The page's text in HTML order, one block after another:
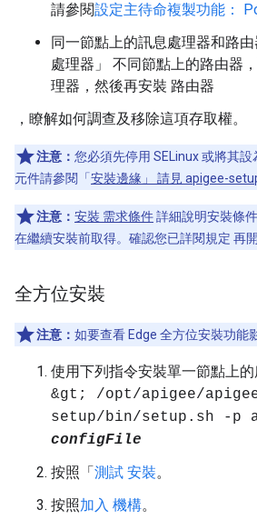
請參閱設定主待命複製功能：
同一節點上的訊息處理器和路
處理器」 不同節點上的路由器
理器，然後再安裝 路由器
，瞭解如何調查及移除這項存取權。
注意： 您必須先停用 SELinux 或將其
元件請參閱「 安裝邊緣」 請見 apigee-
注意： 安裝 需求條件詳細說明安裝條
在繼續安裝前取得。確認您已詳閱規定 再
全方位安裝
注意： 如要查看 Edge 全方位安裝功能
使用下列指令安裝單一節點上的
&gt; /opt/apigee/
setup/bin/setup.sh -p
configFile
按照「測試 安裝。
按照加入 機構。